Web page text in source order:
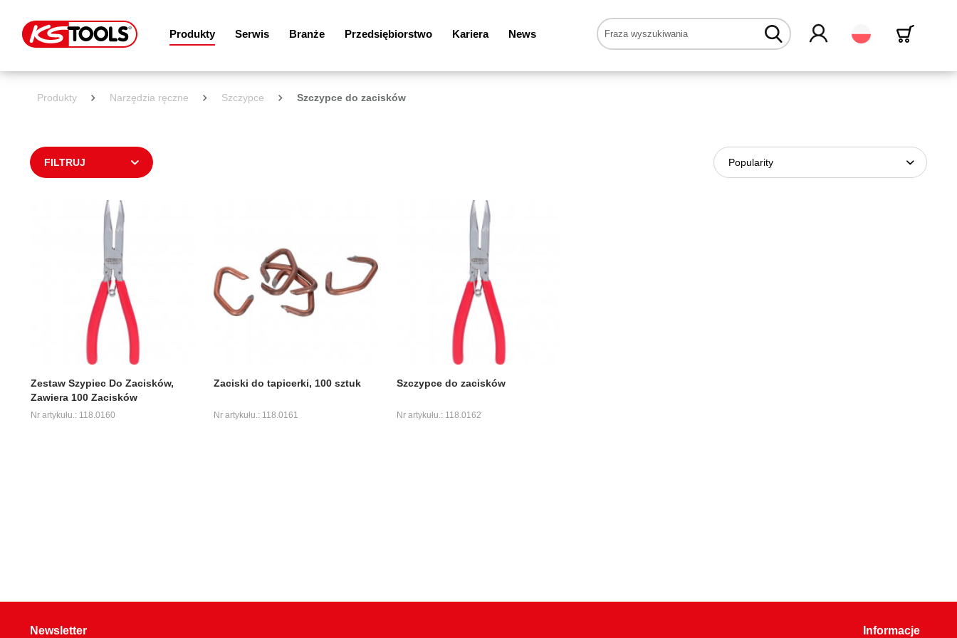
Produkty Serwis Branże Przedsiębiorstwo Kariera News Polski
Produkty Narzędzia ręczne Szczypce Szczypce do zacisków
FILTRUJ
Zestaw Szypiec Do Zacisków,
Zawiera 100 Zacisków
Nr artykułu.: 118.0160
Zaciski do tapicerki, 100 sztuk
Nr artykułu.: 118.0161
Szczypce do zacisków
Nr artykułu.: 118.0162
Newsletter Informacje